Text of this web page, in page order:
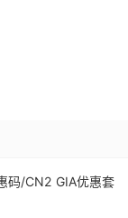
码/CN2 GIA优惠套